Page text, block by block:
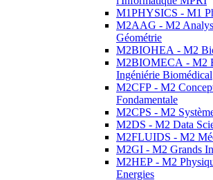
M1PHYSICS - M1
M2AAG - M2
Géométrie
M2BIOHEA - M2
M2BIOMECA - M2
Ingéniérie Biomédical
M2CFP - M2
Fondamentale
M2CPS - M2
M2DS - M2 Data
M2FLUIDS - M2
M2GI - M2 Grands
M2HEP - M2
Energies